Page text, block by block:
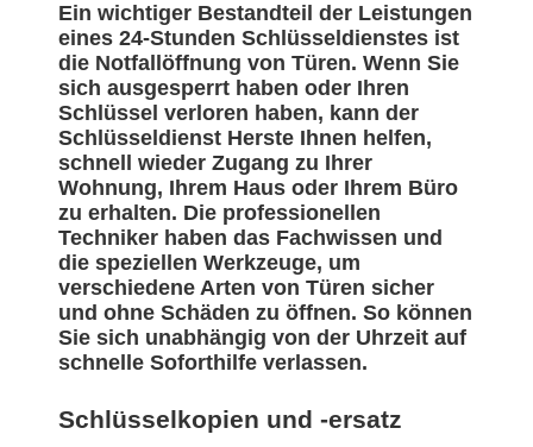
Ein wichtiger Bestandteil der Leistungen
eines 24-Stunden Schlüsseldienstes ist
die Notfallöffnung von Türen. Wenn Sie
sich ausgesperrt haben oder Ihren
Schlüssel verloren haben, kann der
Schlüsseldienst Herste Ihnen helfen,
schnell wieder Zugang zu Ihrer
Wohnung, Ihrem Haus oder Ihrem Büro
zu erhalten. Die professionellen
Techniker haben das Fachwissen und
die speziellen Werkzeuge, um
verschiedene Arten von Türen sicher
und ohne Schäden zu öffnen. So können
Sie sich unabhängig von der Uhrzeit auf
schnelle Soforthilfe verlassen.
Schlüsselkopien und -ersatz